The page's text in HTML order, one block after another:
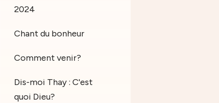
2024
Chant du bonheur
Comment venir?
Dis-moi Thay : C'est
quoi Dieu?